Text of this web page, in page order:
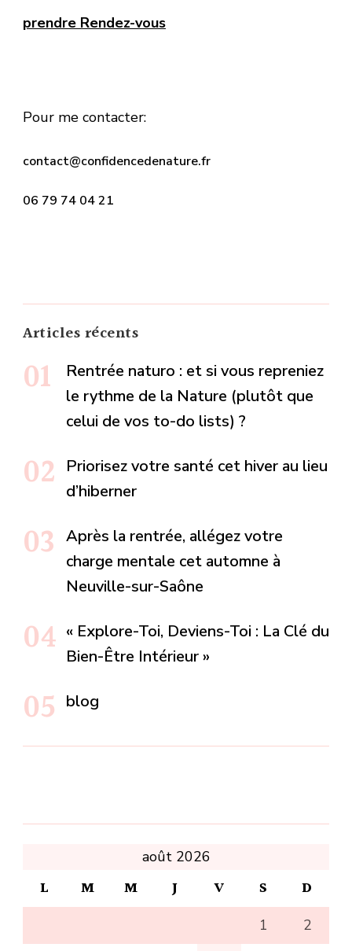
prendre Rendez-vous
Pour me contacter:
contact@confidencedenature.fr
06 79 74 04 21
Articles récents
Rentrée naturo : et si vous repreniez
le rythme de la Nature (plutôt que
celui de vos to-do lists) ?
Priorisez votre santé cet hiver au lieu
d’hiberner
Après la rentrée, allégez votre
charge mentale cet automne à
Neuville-sur-Saône
« Explore-Toi, Deviens-Toi : La Clé du
Bien-Être Intérieur »
blog
août 2026
L M M J V S D
1
2